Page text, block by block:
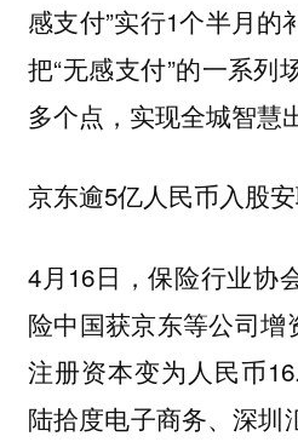
感支付”实行1个半月的
把“无感支付”的一系列
多个点，实现全城智慧
京东逾5亿人民币入股
4月16日，保险行业协
险中国获京东等公司增
注册资本变为人民币
陆拾度电子商务、深圳